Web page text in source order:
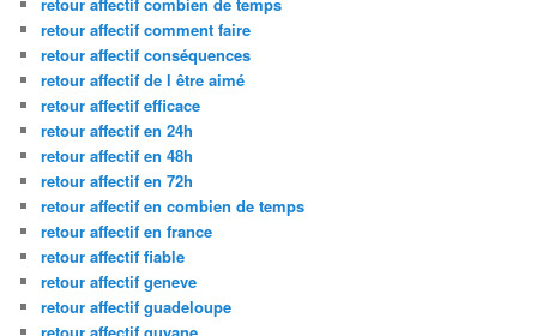
retour affectif comment faire
retour affectif conséquences
retour affectif de l être aimé
retour affectif efficace
retour affectif en 24h
retour affectif en 48h
retour affectif en 72h
retour affectif en combien de temps
retour affectif en france
retour affectif fiable
retour affectif geneve
retour affectif guadeloupe